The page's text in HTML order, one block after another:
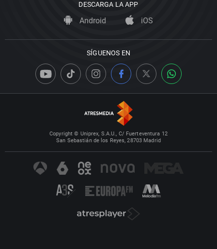
DESCARGA LA APP
Android iOS
SÍGUENOS EN
Copyright © Uniprex, S.A.U., C/ Fuerteventura 12
San Sebastián de los Reyes, 28703 Madrid